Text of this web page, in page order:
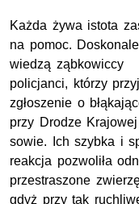
Każda żywa istota
na pomoc.
wiedzą ząbkowiccy
policjanci, którzy
zgłoszenie o
przy Drodze
sowie. Ich szybka i
reakcja pozwoliła
przestraszone
gdyż przy tak